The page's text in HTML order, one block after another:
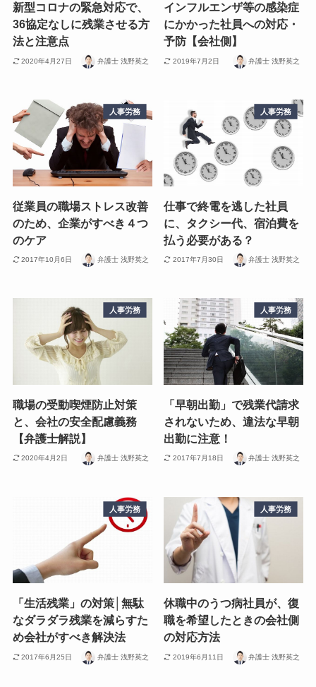
新型コロナの緊急対応で、
36協定なしに残業させる方
法と注意点
2020年4月27日 弁護士 浅野英之
インフルエンザ等の感染症
にかかった社員への対応・
予防【会社側】
2019年7月2日 弁護士 浅野英之
人事労務
従業員の職場ストレス改善
のため、企業がすべき４つ
のケア
2017年10月6日 弁護士 浅野英之
人事労務
仕事で終電を逃した社員
に、タクシー代、宿泊費を
払う必要がある？
2017年7月30日 弁護士 浅野英之
人事労務
職場の受動喫煙防止対策
と、会社の安全配慮義務
【弁護士解説】
2020年4月2日 弁護士 浅野英之
人事労務
「早朝出勤」で残業代請求
されないため、違法な早朝
出勤に注意！
2017年7月18日 弁護士 浅野英之
人事労務
「生活残業」の対策│無駄
なダラダラ残業を減らすた
め会社がすべき解決法
2017年6月25日 弁護士 浅野英之
人事労務
休職中のうつ病社員が、復
職を希望したときの会社側
の対応方法
2019年6月11日 弁護士 浅野英之